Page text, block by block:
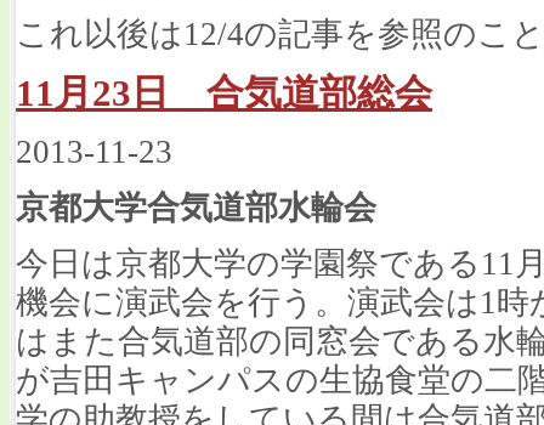
これ以後は12/4の記事を参照のこ
11月23日 合気道部総会
2013-11-23
京都大学合気道部水輪会
今日は京都大学の学園祭である11
機会に演武会を行う。演武会は1
はまた合気道部の同窓会である水
が吉田キャンパスの生協食堂の二